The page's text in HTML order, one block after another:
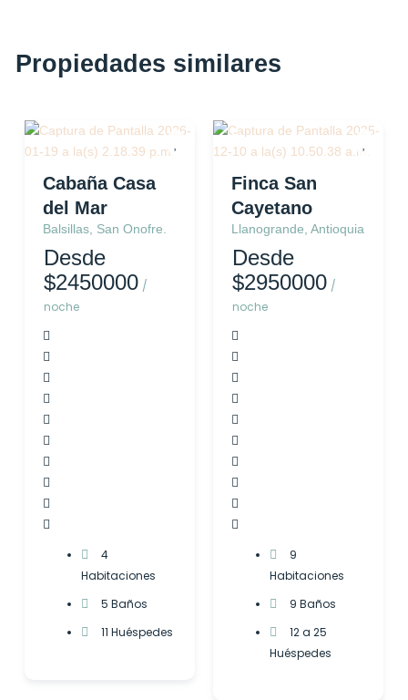
Propiedades similares
Cabaña
Cabaña Casa
del Mar
Balsillas, San Onofre.
Desde
$2450000 /
noche
4
Habitaciones
5 Baños
11 Huéspedes
Finca
Finca San
Cayetano
Llanogrande, Antioquia
Desde
$2950000 /
noche
9
Habitaciones
9 Baños
12 a 25
Huéspedes